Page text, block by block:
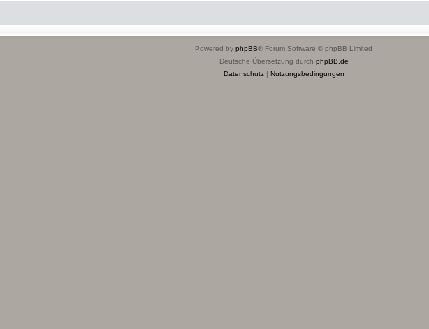
Powered by phpBB® Forum Software © phpBB Limited
Deutsche Übersetzung durch phpBB.de
Datenschutz| Nutzungsbedingungen